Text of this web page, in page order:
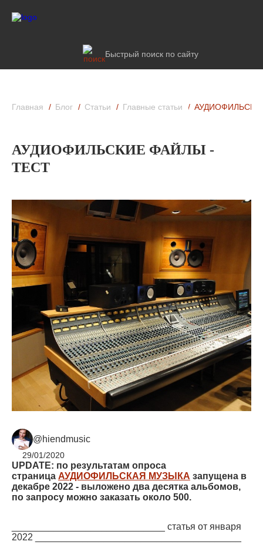
Быстрый поиск по сайту
Главная Блог Статьи Главные статьи
АУДИОФИЛЬСКИЕ ФАЙЛЫ -
ТЕСТ
@hiendmusic
29/01/2020
UPDATE: по результатам опроса
страница АУДИОФИЛЬСКАЯ МУЗЫКА запущена в
декабре 2022 - выложено два десятка альбомов,
по запросу можно заказать около 500.
_____________________________ статья от января
2022 _______________________________________